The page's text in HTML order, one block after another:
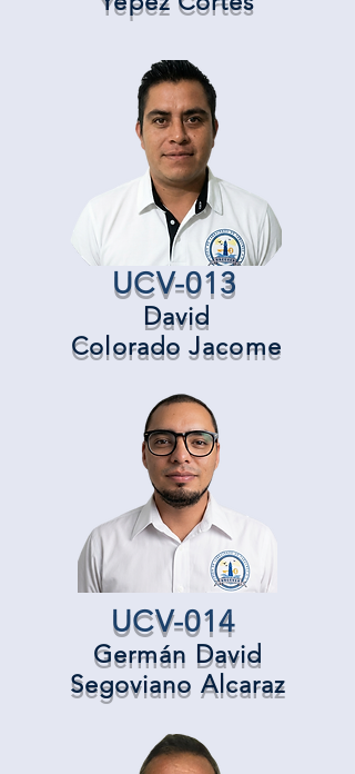
UCV-013
David
Colorado Jacome
UCV-014
Germán David
Segoviano Alcaraz